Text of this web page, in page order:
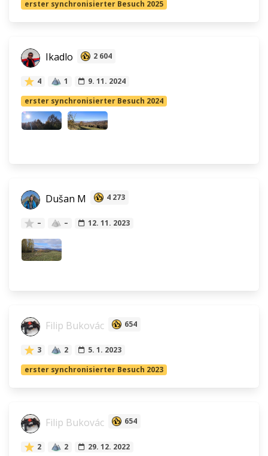
erster synchronisierter Besuch 2025
Ikadlo 2 604
4 1
9. 11. 2024
erster synchronisierter Besuch 2024
Dušan M 4 273
– – 12. 11. 2023
Filip Bukovác 654
3 2
5. 1. 2023
erster synchronisierter Besuch 2023
Filip Bukovác 654
2 2 29. 12. 2022